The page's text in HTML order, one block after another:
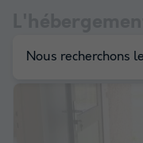
votre
Nous recherchons